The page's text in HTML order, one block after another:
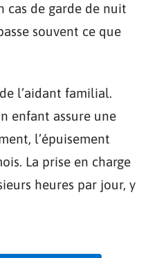
cas de garde de nuit
souvent ce que
l’aidant familial.
enfant assure une
l’épuisement
La prise en charge
heures par jour, y